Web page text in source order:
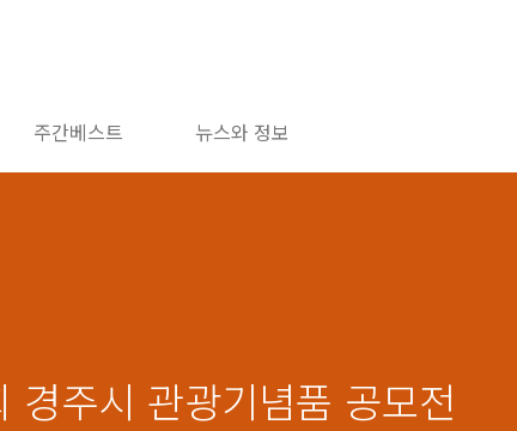
주간베스트 뉴스와 정보
주시 관광기념품 공모전